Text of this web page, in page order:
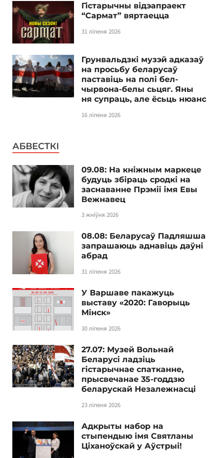
Гістарычны відэапраект
“Сармат” вяртаецца
31 ліпеня 2026
Грунвальдзкі музэй адказаў
на просьбу беларусаў
паставіць на полі бел-
чырвона-белы сьцяг. Яны
ня супраць, але ёсьць нюанс
16 ліпеня 2026
АБВЕСТКІ
09.08: На кніжным маркеце
будуць збіраць сродкі на
заснаванне Прэміі імя Евы
Вежнавец
3 жніўня 2026
08.08: Беларусаў Падляшша
запрашаюць аднавіць даўні
абрад
31 ліпеня 2026
У Варшаве пакажуць
выставу «2020: Гаворыць
Мінск»
30 ліпеня 2026
27.07: Музей Вольнай
Беларусі ладзіць
гістарычнае спатканне,
прысвечанае 35-годдзю
беларускай Незалежнасці
23 ліпеня 2026
Адкрыты набор на
стыпендыю імя Святланы
Ціханоўскай у Аўстрыі!